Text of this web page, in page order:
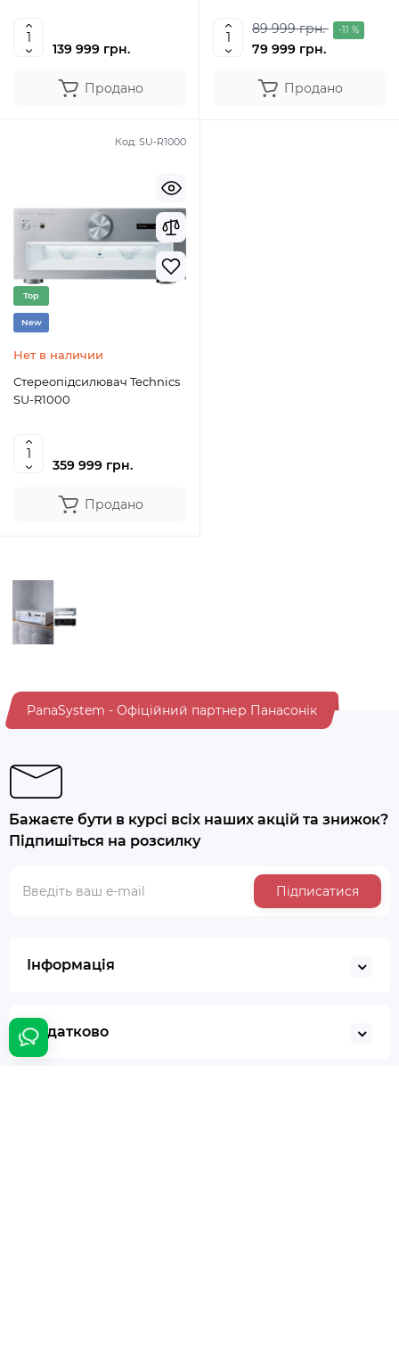
139 999 грн.
Продано
89 999 грн. -11 %
79 999 грн.
Продано
Код: SU-R1000
Top
New
Нет в наличии
Стереопідсилювач Technics
SU-R1000
359 999 грн.
Продано
PanaSystem - Офіційний партнер Панасонік
Бажаєте бути в курсі всіх наших акцій та знижок?
Підпишіться на розсилку
Підписатися
Інформація
Додатково